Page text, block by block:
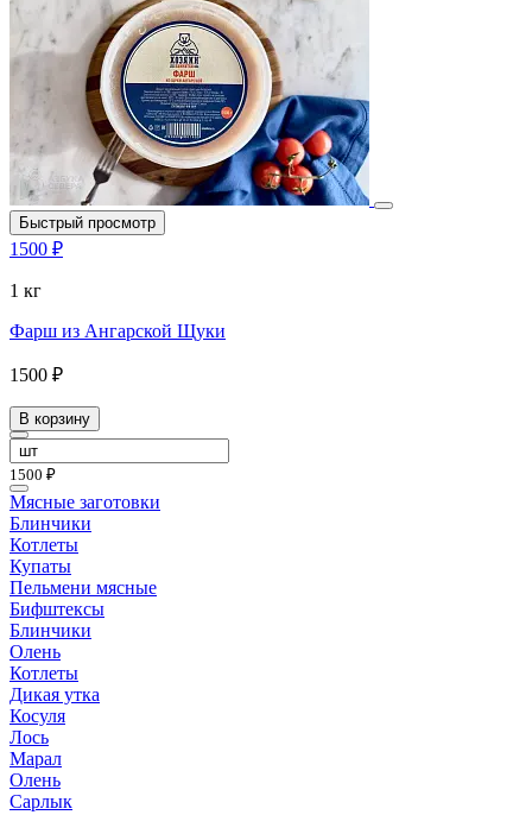
Быстрый просмотр
1500 ₽
1 кг
Фарш из Ангарской Щуки
1500 ₽
В корзину
1500 ₽
Мясные заготовки
Блинчики
Котлеты
Купаты
Пельмени мясные
Бифштексы
Блинчики
Олень
Котлеты
Дикая утка
Косуля
Лось
Марал
Олень
Сарлык